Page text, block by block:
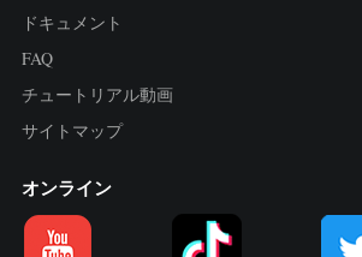
ドキュメント
FAQ
チュートリアル動画
サイトマップ
オンライン